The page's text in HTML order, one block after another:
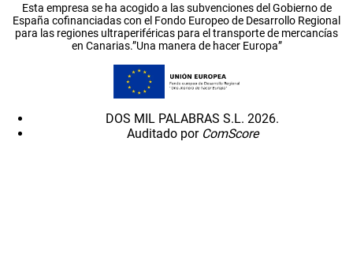
Esta empresa se ha acogido a las subvenciones del Gobierno de
España cofinanciadas con el Fondo Europeo de Desarrollo Regional
para las regiones ultraperiféricas para el transporte de mercancías
en Canarias.”Una manera de hacer Europa”
DOS MIL PALABRAS S.L. 2026.
Auditado por ComScore